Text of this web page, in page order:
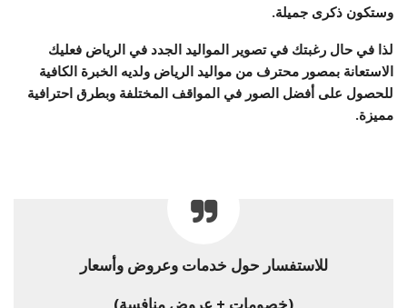
وستكون ذكرى جميلة.
لذا في حال رغبتك في تصوير المواليد الجدد في الرياض فعليك
الاستعانة بمصور محترف من مواليد الرياض ولديه الخبرة الكافية
للحصول على أفضل الصور في المواقف المختلفة وبطرق احترافية
مميزة.
للاستفسار حول خدمات وعروض وأسعار
(خصومات + عروض منافسة)